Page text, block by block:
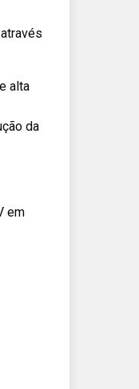
alta
da
em